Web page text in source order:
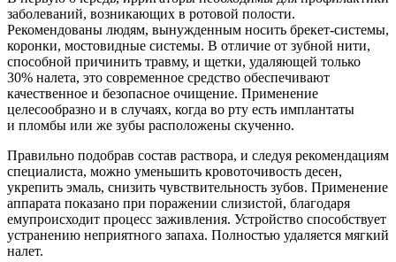
заболеваний, возникающих в ротовой полости.
Рекомендованы людям, вынужденным носить брекет-системы,
коронки, мостовидные системы. В отличие от зубной нити,
способной причинить травму, и щетки, удаляющей только
30% налета, это современное средство обеспечивают
качественное и безопасное очищение. Применение
целесообразно и в случаях, когда во рту есть имплантаты
и пломбы или же зубы расположены скученно.
Правильно подобрав состав раствора, и следуя рекомендациям
специалиста, можно уменьшить кровоточивость десен,
укрепить эмаль, снизить чувствительность зубов. Применение
аппарата показано при поражении слизистой, благодаря
емупроисходит процесс заживления. Устройство способствует
устранению неприятного запаха. Полностью удаляется мягкий
налет.